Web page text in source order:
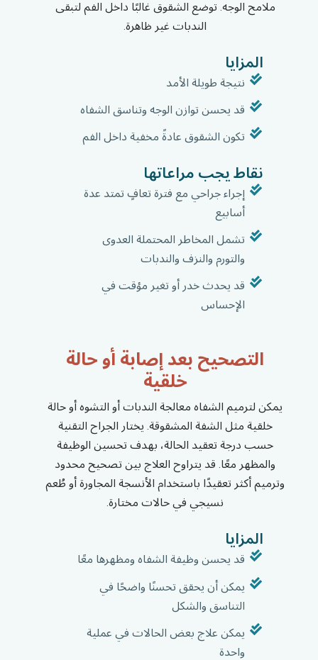
ملامح الوجه. توضع الشقوق غالبًا داخل الفم لتبقى
الندبات غير ظاهرة.
المزايا
نتيجة طويلة الأمد
قد يحسن توازن الوجه وتناسق الشفاه
تكون الشقوق عادةً مخفية داخل الفم
نقاط يجب مراعاتها
إجراء جراحي مع فترة تعافٍ تمتد عدة
أسابيع
تشمل المخاطر المحتملة العدوى
والتورم والنزف والندبات
قد يحدث خدر أو تغير مؤقت في
الإحساس
التصحيح بعد إصابة أو حالة
خلقية
يمكن لترميم الشفاه معالجة الندبات أو التشوه أو حالة
خلقية مثل الشفة المشقوقة. يختار الجراح التقنية
حسب درجة تعقيد الحالة، بهدف تحسين الوظيفة
والمظهر معًا. قد يتراوح العلاج بين تصحيح محدود
وترميم أكثر تعقيدًا باستخدام الأنسجة المجاورة أو طُعم
نسيجي في حالات مختارة.
المزايا
قد يحسن وظيفة الشفاه ومظهرها معًا
يمكن أن يحقق تحسنًا واضحًا في
التناسق والشكل
يمكن علاج بعض الحالات في عملية
واحدة